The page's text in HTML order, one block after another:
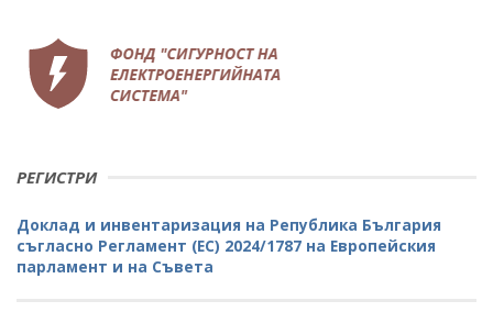
РЕГИСТРИ
Доклад и инвентаризация на Република България
съгласно Регламент (ЕС) 2024/1787 на Европейския
парламент и на Съвета